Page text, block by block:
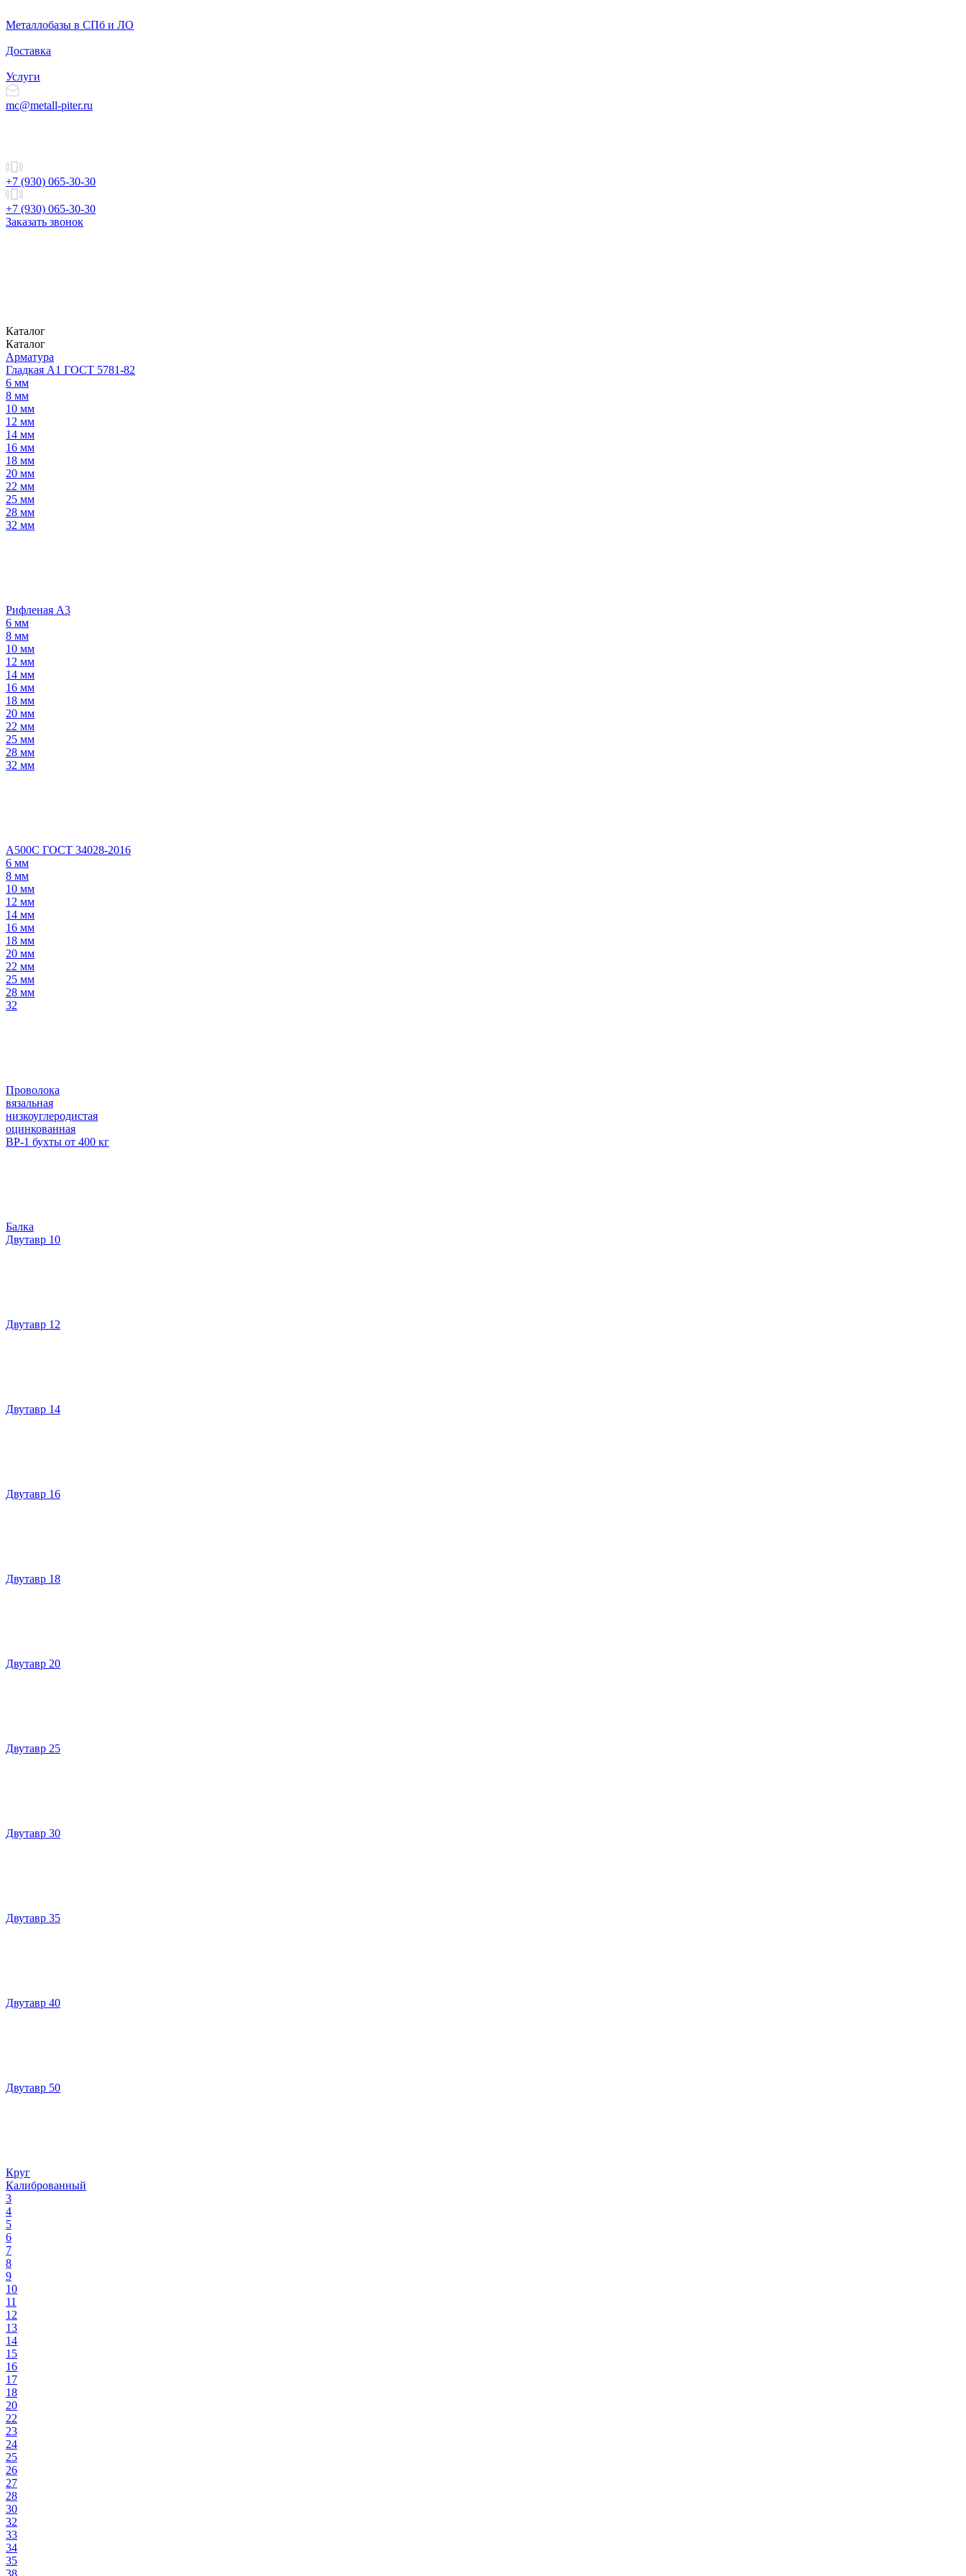
Металлобазы в СПб и ЛО
Доставка
Услуги
mc@metall-piter.ru
+7 (930) 065-30-30
+7 (930) 065-30-30
Заказать звонок
Каталог
Каталог
Арматура
Гладкая А1 ГОСТ 5781-82
6 мм
8 мм
10 мм
12 мм
14 мм
16 мм
18 мм
20 мм
22 мм
25 мм
28 мм
32 мм
Рифленая А3
6 мм
8 мм
10 мм
12 мм
14 мм
16 мм
18 мм
20 мм
22 мм
25 мм
28 мм
32 мм
А500С ГОСТ 34028-2016
6 мм
8 мм
10 мм
12 мм
14 мм
16 мм
18 мм
20 мм
22 мм
25 мм
28 мм
32
Проволока
вязальная
низкоуглеродистая
оцинкованная
ВР-1 бухты от 400 кг
Балка
Двутавр 10
Двутавр 12
Двутавр 14
Двутавр 16
Двутавр 18
Двутавр 20
Двутавр 25
Двутавр 30
Двутавр 35
Двутавр 40
Двутавр 50
Круг
Калиброванный
3
4
5
6
7
8
9
10
11
12
13
14
15
16
17
18
20
22
23
24
25
26
27
28
30
32
33
34
35
38